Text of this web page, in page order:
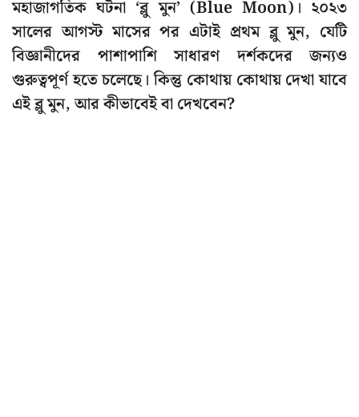
মহাজাগতিক ঘটনা ‘ব্লু মুন’ (Blue Moon)। ২০২৩
সালের আগস্ট মাসের পর এটাই প্রথম ব্লু মুন, যেটি
বিজ্ঞানীদের পাশাপাশি সাধারণ দর্শকদের জন্যও
গুরুত্বপূর্ণ হতে চলেছে। কিন্তু কোথায় কোথায় দেখা যাবে
এই ব্লু মুন, আর কীভাবেই বা দেখবেন?